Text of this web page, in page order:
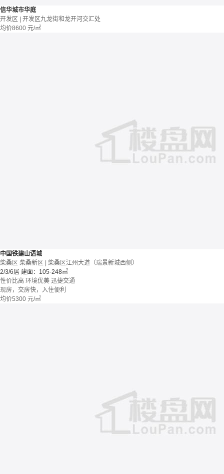
信华城市华庭
开发区 | 开发区九龙街和龙开河交汇处
均价8600 元/㎡
中国铁建山语城
柴桑区 柴桑新区 | 柴桑区江州大道（瑞景新城西侧）
2/3/6居 建面：105-248㎡
性价比高 环境优美 迅捷交通
现房，交房快，入住便利
均价5300 元/㎡